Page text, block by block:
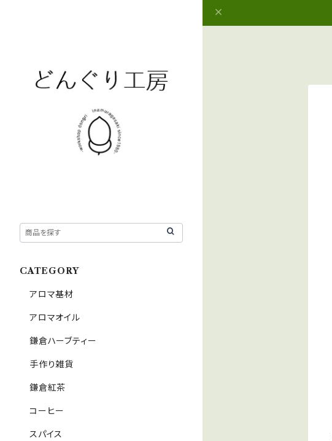
CATEGORY
アロマ基材
アロマオイル
鎌倉ハーブティー
手作り雑貨
鎌倉紅茶
コーヒー
スパイス